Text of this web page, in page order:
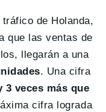
de Holanda,
que las ventas de
llegarán a una
. Una cifra
3 veces más que
cifra lograda